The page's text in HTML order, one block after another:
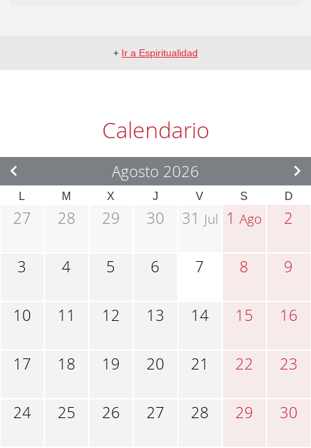
+ Ir a Espiritualidad
Calendario
Agosto 2026
L M X J V S D
27 28 29 30 31 Jul 1Ago 2
3 4 5 6 7 8 9
10 11 12 13 14 15 16
17 18 19 20 21 22 23
24 25 26 27 28 29 30